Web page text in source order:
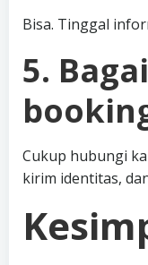
Bisa. Tinggal
5.
Cukup hubungi
kirim identitas,